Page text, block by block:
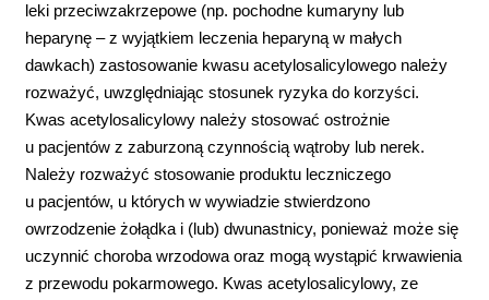
leki przeciwzakrzepowe (np. pochodne kumaryny lub
heparynę – z wyjątkiem leczenia heparyną w małych
dawkach) zastosowanie kwasu acetylosalicylowego należy
rozważyć, uwzględniając stosunek ryzyka do korzyści.
Kwas acetylosalicylowy należy stosować ostrożnie
u pacjentów z zaburzoną czynnością wątroby lub nerek.
Należy rozważyć stosowanie produktu leczniczego
u pacjentów, u których w wywiadzie stwierdzono
owrzodzenie żołądka i (lub) dwunastnicy, ponieważ może się
uczynnić choroba wrzodowa oraz mogą wystąpić krwawienia
z przewodu pokarmowego. Kwas acetylosalicylowy, ze